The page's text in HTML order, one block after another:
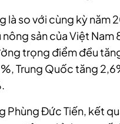
là so với cùng kỳ năm
nông sản của Việt Nam
trọng điểm đều
Trung Quốc tăng
Phùng Đức Tiến, kết